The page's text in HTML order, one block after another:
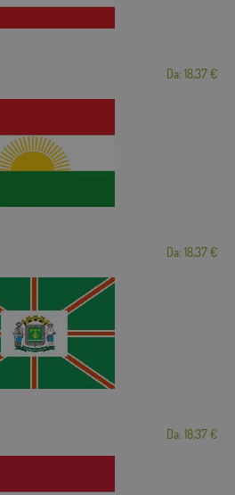
Da: 18,37 €
Da: 18,37 €
Da: 18,37 €